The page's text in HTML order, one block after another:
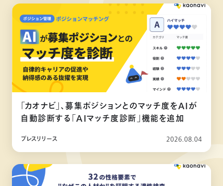
「カオナビ」、募集ポジションとのマッチ度をAIが
自動診断する「AIマッチ度診断」機能を追加
プレスリリース 2026.08.04